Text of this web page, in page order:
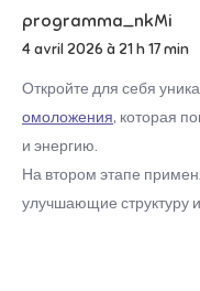
programma_nkMi
4 avril 2026 à 21 h 17 min
Откройте для себя
омоложения, которая
и энергию.
На втором этапе
улучшающие структуру